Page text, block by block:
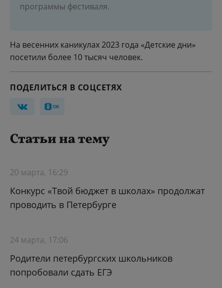
программы фестиваля.
На весенних каникулах 2023 года «‎Детские дни»
посетили более 10 тысяч человек.
ПОДЕЛИТЬСЯ В СОЦСЕТЯХ
Статьи на тему
20 марта, 16:29
Конкурс «Твой бюджет в школах» продолжат
проводить в Петербурге
24 марта, 17:06
Родители петербургских школьников
попробовали сдать ЕГЭ